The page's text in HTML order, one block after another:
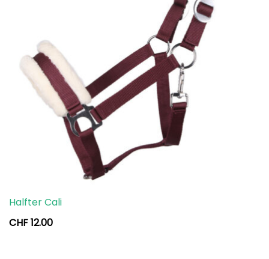
Halfter Cali
CHF12.00